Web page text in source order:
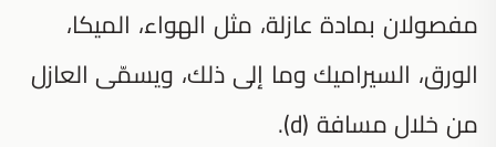
مفصولان بمادة عازلة، مثل الهواء، الميكا،
الورق، السيراميك وما إلى ذلك، ويسمّى العازل
من خلال مسافة (d).